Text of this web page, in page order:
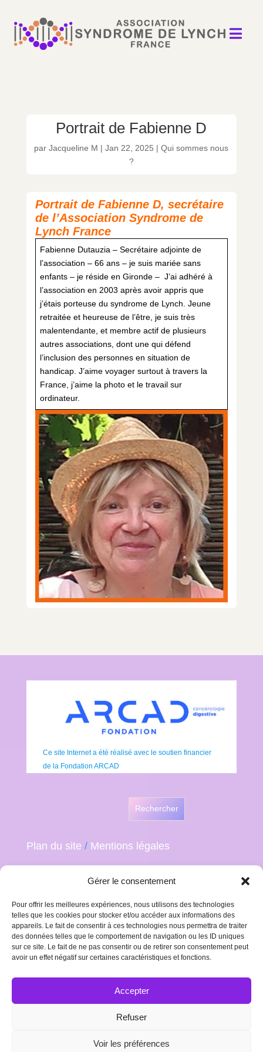
Gérer le consentement
Pour offrir les meilleures expériences, nous utilisons des technologies
telles que les cookies pour stocker et/ou accéder aux informations des
appareils. Le fait de consentir à ces technologies nous permettra de traiter
des données telles que le comportement de navigation ou les ID uniques
sur ce site. Le fait de ne pas consentir ou de retirer son consentement peut
avoir un effet négatif sur certaines caractéristiques et fonctions.
Accepter
Refuser
Voir les préférences

Portrait de Fabienne D
parJacqueline M |Jan 22, 2025 |Qui sommes nous
?
Portrait de Fabienne D, secrétaire
de l’Association Syndrome de
Lynch France
Fabienne Dutauzia – Secrétaire adjointe de
l’association – 66 ans – je suis mariée sans
enfants – je réside en Gironde – J’ai adhéré à
l’association en 2003 après avoir appris que
j’étais porteuse du syndrome de Lynch. Jeune
retraitée et heureuse de l’être, je suis très
malentendante, et membre actif de plusieurs
autres associations, dont une qui défend
l’inclusion des personnes en situation de
handicap. J’aime voyager surtout à travers la
France, j’aime la photo et le travail sur
ordinateur.
Ce site Internet a été réalisé avec le soutien financier
de la Fondation ARCAD
Rechercher
Plan du site / Mentions légales
Mentions Légales